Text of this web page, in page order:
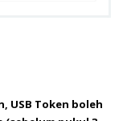
USB Token boleh